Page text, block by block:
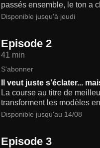
passés ensemble, le ton a
Disponible jusqu'à jeudi
Episode 2
41 min
S'abonner
Il veut juste s'éclater...
La course au titre de
transforment les modèles
Disponible jusqu'au 14/08
Episode 3